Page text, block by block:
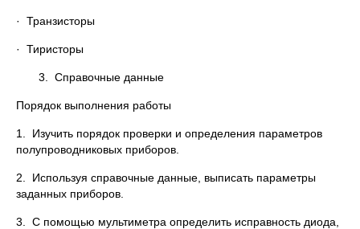
· Транзисторы
· Тиристоры
3. Справочные данные
Порядок выполнения работы
1. Изучить порядок проверки и определения параметров
полупроводниковых приборов.
2. Используя справочные данные, выписать параметры
заданных приборов.
3. С помощью мультиметра определить исправность диода,